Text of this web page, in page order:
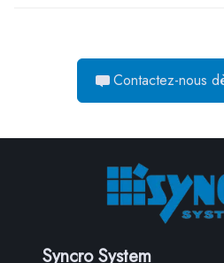
Contactez-nous
Syncro System